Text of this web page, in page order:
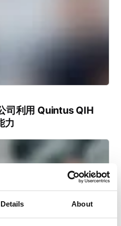
Details About
司利用 Quintus QIH
力